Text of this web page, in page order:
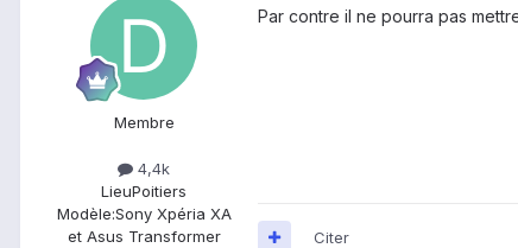
Membre
4,4k
LieuPoitiers
Modèle:Sony Xpéria XA
et Asus Transformer
Par contre il ne pourra pas
Citer